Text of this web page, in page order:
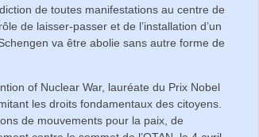
de toutes manifestations au centre de
de laisser-passer et de l’installation d’un
va être abolie sans autre forme de
of Nuclear War, lauréate du Prix Nobel
les droits fondamentaux des citoyens.
de mouvements pour la paix, de